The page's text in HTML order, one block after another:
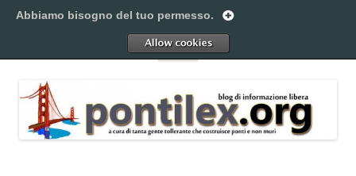
al
Pontilex
Menu
Abbiamo bisogno del tuo permesso.